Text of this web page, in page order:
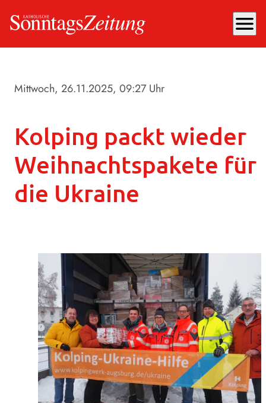
menu
Mittwoch, 26.11.2025, 09:27 Uhr
Kolping packt wieder
Weihnachtspakete für
die Ukraine